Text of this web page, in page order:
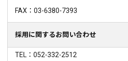
FAX：03-6380-7393
採用に関するお問い合わせ
TEL：052-332-2512